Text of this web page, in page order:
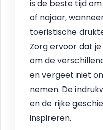
is de beste tijd
of najaar,
toeristische
Zorg ervoor dat
om de
en vergeet niet
nemen. De
en de rijke
inspireren.